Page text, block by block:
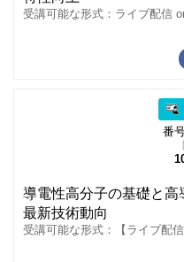
受講可能な形式：ライブ配信
番
導電性高分子の基礎と
最新技術動向
受講可能な形式：【ライブ配